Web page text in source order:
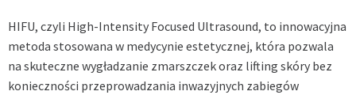
HIFU, czyli High-Intensity Focused Ultrasound, to innowacyjna
metoda stosowana w medycynie estetycznej, która pozwala
na skuteczne wygładzanie zmarszczek oraz lifting skóry bez
konieczności przeprowadzania inwazyjnych zabiegów